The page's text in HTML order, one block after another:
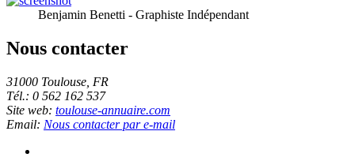
Benjamin Benetti - Graphiste Indépendant
Nous contacter
31000 Toulouse, FR
Tél.: 0 562 162 537
Site web: toulouse-annuaire.com
Email: Nous contacter par e-mail